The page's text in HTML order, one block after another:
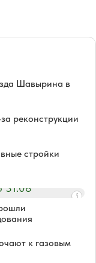
Шавырина в
реконструкции
стройки
к газовым